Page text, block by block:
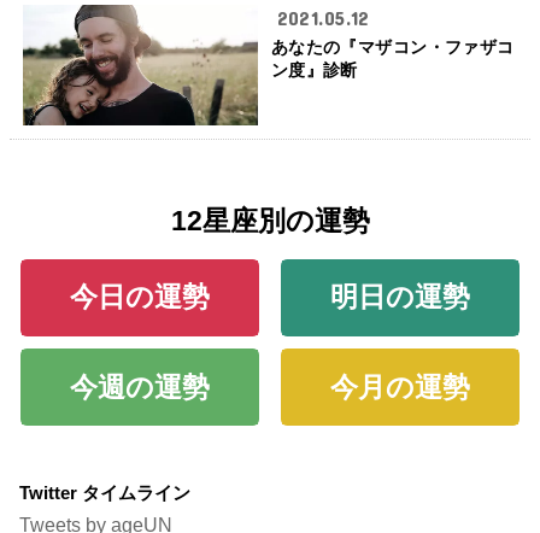
2021.05.12
あなたの『マザコン・ファザコ
ン度』診断
12星座別の運勢
今日の運勢 明日の運勢
今週の運勢 今月の運勢
Twitter タイムライン
Tweets by ageUN